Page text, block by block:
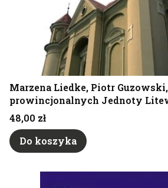
Marzena Liedke, Piotr
prowincjonalnych Jednoty
Cena
48,00 zł
Do koszyka